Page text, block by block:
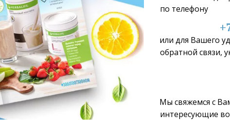
по телефону
или для Вашего
обратной связи,
Мы свяжемся с
интересующие